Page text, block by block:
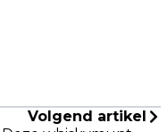
Volgend artikel